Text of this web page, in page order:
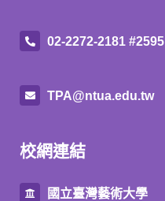
02-2272-2181 #2595
TPA@ntua.edu.tw
校網連結
國立臺灣藝術大學